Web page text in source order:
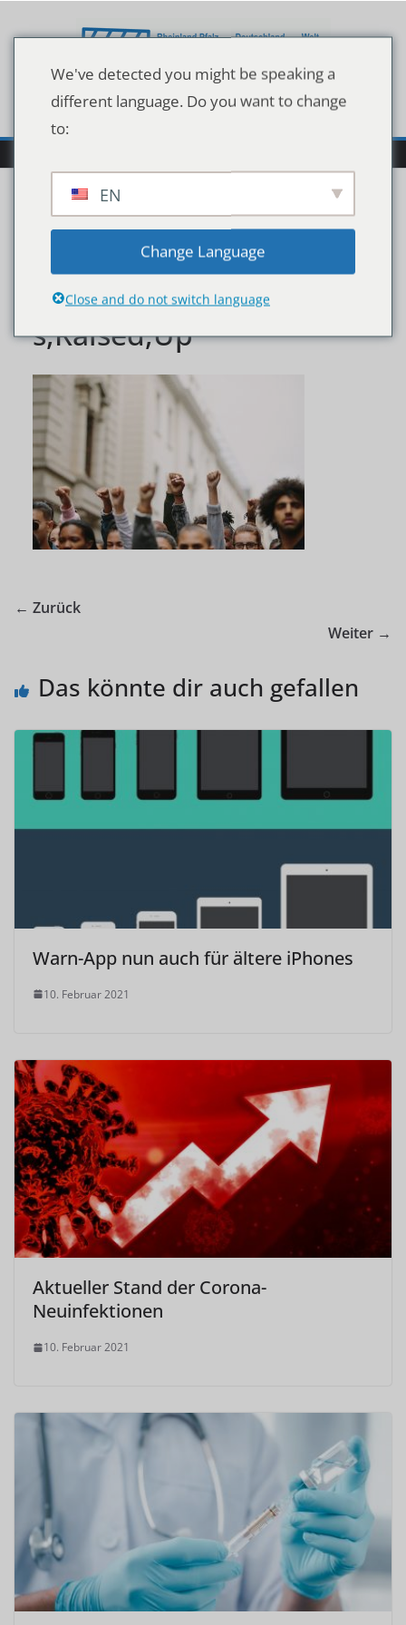
Inhalt
Arms,Raised,In,Protest.,
Group,Of,Protestors,Fist
s,Raised,Up
← Zurück
Weiter →
Das könnte dir auch gefallen
Warn-App nun auch für ältere iPhones
10. Februar 2021
Aktueller Stand der Corona-
Neuinfektionen
10. Februar 2021
We've detected you might be speaking a
different language. Do you want to change
to:
EN
Change Language
Close and do not switch language